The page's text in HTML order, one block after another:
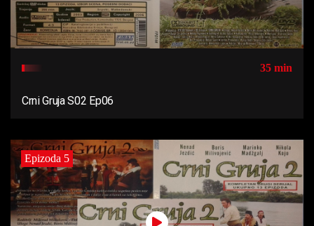
35 min
Crni Gruja S02 Ep06
Epizoda 5